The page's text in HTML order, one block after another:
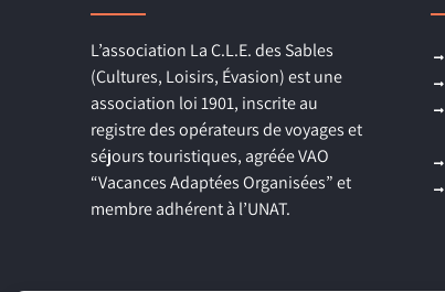
L’association La C.L.E. des Sables
(Cultures, Loisirs, Évasion) est une
association loi 1901, inscrite au
registre des opérateurs de voyages et
séjours touristiques, agréée VAO
“Vacances Adaptées Organisées” et
membre adhérent à l’UNAT.